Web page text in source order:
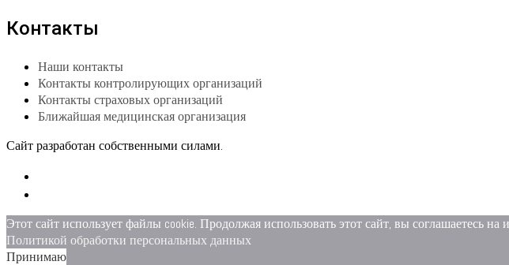
Контакты
Наши контакты
Контакты контролирующих организаций
Контакты страховых организаций
Ближайшая медицинская организация
Сайт разработан собственными силами.
Этот сайт использует файлы cookie. Продолжая использовать этот сайт, вы соглашаетесь
Политикой обработки персональных данных
Принимаю